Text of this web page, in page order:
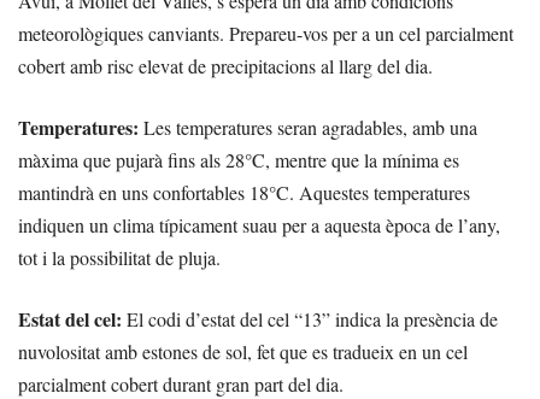
meteorològiques canviants. Prepareu-vos per a un cel parcialment
cobert amb risc elevat de precipitacions al llarg del dia.
Temperatures: Les temperatures seran agradables, amb una
màxima que pujarà fins als 28°C, mentre que la mínima es
mantindrà en uns confortables 18°C. Aquestes temperatures
indiquen un clima típicament suau per a aquesta època de l’any,
tot i la possibilitat de pluja.
Estat del cel: El codi d’estat del cel “13” indica la presència de
nuvolositat amb estones de sol, fet que es tradueix en un cel
parcialment cobert durant gran part del dia.